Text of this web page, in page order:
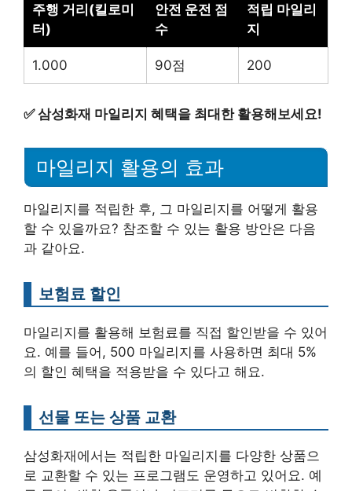
주행 거리(킬로미
터)
안전 운전 점
수
적립 마일리
지
1.000 90점 200
✅삼성화재 마일리지 혜택을 최대한 활용해보세요!
마일리지 활용의 효과
마일리지를 적립한 후, 그 마일리지를 어떻게 활용
할 수 있을까요? 참조할 수 있는 활용 방안은 다음
과 같아요.
보험료 할인
마일리지를 활용해 보험료를 직접 할인받을 수 있어
요. 예를 들어, 500 마일리지를 사용하면 최대 5%
의 할인 혜택을 적용받을 수 있다고 해요.
선물 또는 상품 교환
삼성화재에서는 적립한 마일리지를 다양한 상품으
로 교환할 수 있는 프로그램도 운영하고 있어요. 예